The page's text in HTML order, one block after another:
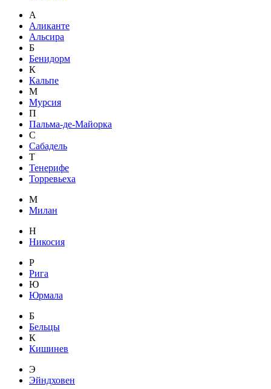
А
Аликанте
Альсира
Б
Бенидорм
К
Кальпе
М
Мурсия
П
Пальма-де-Майорка
С
Сабадель
Т
Тенерифе
Торревьеха
М
Милан
Н
Никосия
Р
Рига
Ю
Юрмала
Б
Бельцы
К
Кишинев
Э
Эйндховен